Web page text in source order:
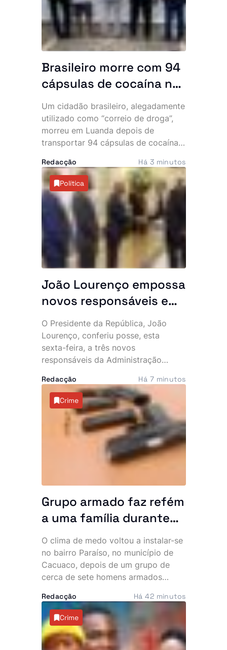
Brasileiro morre com 94
cápsulas de cocaína no
abdómen e SIC
desmantela parte da
rede
Um cidadão brasileiro, alegadamente
utilizado como “correio de droga”,
morreu em Luanda depois de
transportar 94 cápsulas de cocaína
Investigação Criminal (SIC) anunciou,
esta sexta-feira, a detenção de três
cidadãos angolanos suspeitos de
envolvimento no caso, que expôs
uma alegada rede internacional de
tráfico de estupefacientes com
ligações ao Brasil.
Redacção Há 3 minutos
Política
João Lourenço empossa
novos responsáveis e
exige resultados: “O
Executivo conta
convosco”
O Presidente da República, João
Lourenço, conferiu posse, esta
sexta-feira, a três novos
responsáveis da Administração
para lançar um apelo directo aos
empossados, sublinhando que o
Executivo espera resultados
concretos na resolução dos
principais problemas do país. No
mesmo dia, o Chefe de Estado
recebeu ainda o embaixador
cessante do Vietname em Angola,
Redacção Há 7 minutos
Crime
Grupo armado faz refém
a uma família durante
uma hora no bairro
Paraíso. Polícia vê
navios e poeira
O clima de medo voltou a instalar-se
no bairro Paraíso, no município de
Cacuaco, depois de um grupo de
cerca de sete homens armados
madrugada desta quinta-feira. Os
assaltantes roubaram mais de 500
mil kwanzas, telemóveis,
computadores, jóias e documentos,
Redacção Há 42 minutos
Crime